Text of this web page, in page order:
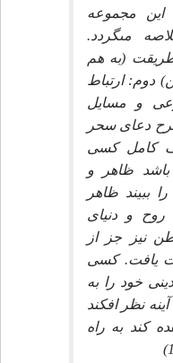
مجموعه
مى‏گردد.
(به هم
دوم: ارتباط
و مسايل
دعاى سحر
كامل كسى
ظاهر و
ببيند ظاهر
و دنياى
نيز جز از
يافت. كسى
خود را به
نظر افكند
كند به راه